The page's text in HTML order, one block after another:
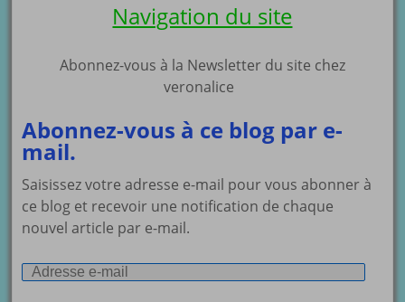
Navigation du site
Abonnez-vous à la Newsletter du site chez
veronalice
Abonnez-vous à ce blog par e-
mail.
Saisissez votre adresse e-mail pour vous abonner à
ce blog et recevoir une notification de chaque
nouvel article par e-mail.
Adresse